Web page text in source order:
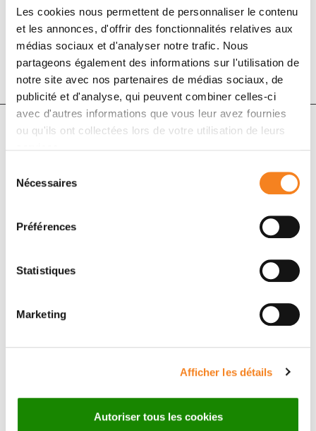
Les cookies nous permettent de personnaliser le contenu
et les annonces, d'offrir des fonctionnalités relatives aux
médias sociaux et d'analyser notre trafic. Nous
partageons également des informations sur l'utilisation de
notre site avec nos partenaires de médias sociaux, de
publicité et d'analyse, qui peuvent combiner celles-ci
avec d'autres informations que vous leur avez fournies
ou qu'ils ont collectées lors de votre utilisation de leurs
Nécessaires
Préférences
Statistiques
Marketing
Afficher les détails
Autoriser tous les cookies
Annals of Oncology
DOI : 10.1093/annonc/mdw666
L. Belin, M. Kamal, C. Mauborgne, C. Plancher, F. Mulot,
Isambert, M. Campone, O. Trédan, F. Ricci, M. Alt, D.
Tourneau